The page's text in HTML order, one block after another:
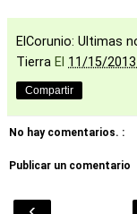
ElCorunio: Ultimas
Tierra El 11/15/2013
Compartir
No hay comentarios. :
Publicar un comentario